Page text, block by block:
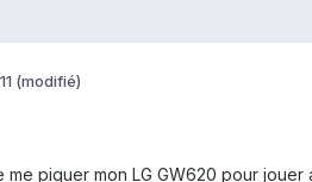
(modifié)
me piquer mon LG GW620 pour